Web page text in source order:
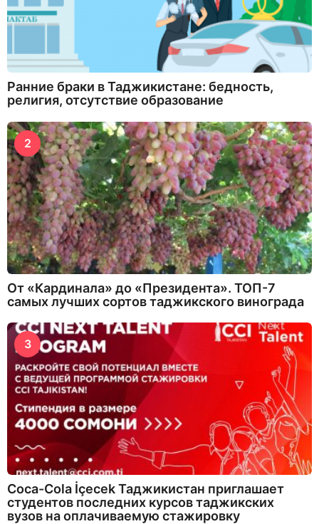
Ранние браки в Таджикистане: бедность,
религия, отсутствие образование
2
От «Кардинала» до «Президента». ТОП-7
самых лучших сортов таджикского винограда
3
Coca-Cola İçecek Таджикистан приглашает
студентов последних курсов таджикских
вузов на оплачиваемую стажировку